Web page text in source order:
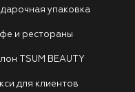
упаковка
и рестораны
TSUM BEAUTY
для клиентов